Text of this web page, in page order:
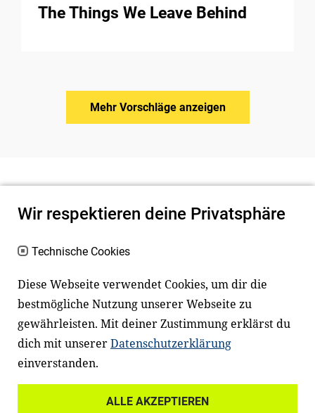
The Things We Leave Behind
Mehr Vorschläge anzeigen
Newsletter
Facebook LinkedIn
Wir respektieren deine Privatsphäre
Technische Cookies
Diese Webseite verwendet Cookies, um dir die
bestmögliche Nutzung unserer Webseite zu
gewährleisten. Mit deiner Zustimmung erklärst du
dich mit unsererDatenschutzerklärung
einverstanden.
ALLE AKZEPTIEREN